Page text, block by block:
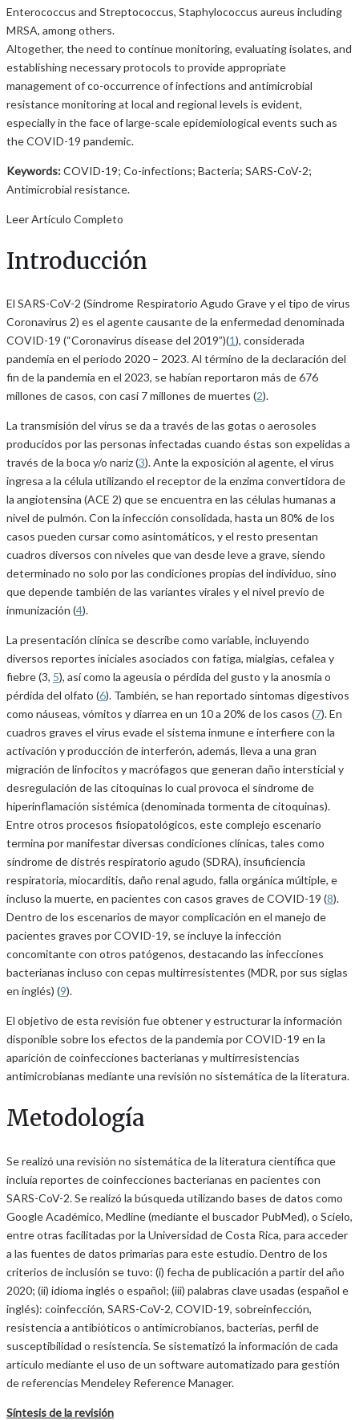
Enterococcus and Streptococcus, Staphylococcus aureus including
MRSA, among others.
Altogether, the need to continue monitoring, evaluating isolates, and
establishing necessary protocols to provide appropriate
management of co-occurrence of infections and antimicrobial
resistance monitoring at local and regional levels is evident,
especially in the face of large-scale epidemiological events such as
the COVID-19 pandemic.
Keywords:COVID-19; Co-infections; Bacteria; SARS-CoV-2;
Antimicrobial resistance.
Leer Artículo Completo
Introducción
El SARS-CoV-2 (Síndrome Respiratorio Agudo Grave y el tipo de virus
Coronavirus 2) es el agente causante de la enfermedad denominada
COVID-19 (“Coronavirus disease del 2019”)(1), considerada
pandemia en el periodo 2020 – 2023. Al término de la declaración del
fin de la pandemia en el 2023, se habían reportaron más de 676
millones de casos, con casi 7 millones de muertes (2).
La transmisión del virus se da a través de las gotas o aerosoles
producidos por las personas infectadas cuando éstas son expelidas a
través de la boca y/o nariz (3). Ante la exposición al agente, el virus
ingresa a la célula utilizando el receptor de la enzima convertidora de
la angiotensina (ACE 2) que se encuentra en las células humanas a
nivel de pulmón. Con la infección consolidada, hasta un 80% de los
casos pueden cursar como asintomáticos, y el resto presentan
cuadros diversos con niveles que van desde leve a grave, siendo
determinado no solo por las condiciones propias del individuo, sino
que depende también de las variantes virales y el nivel previo de
inmunización (4).
La presentación clínica se describe como variable, incluyendo
diversos reportes iniciales asociados con fatiga, mialgias, cefalea y
fiebre (3, 5), así como la ageusia o pérdida del gusto y la anosmia o
pérdida del olfato (6). También, se han reportado síntomas digestivos
como náuseas, vómitos y diarrea en un 10 a 20% de los casos (7). En
cuadros graves el virus evade el sistema inmune e interfiere con la
activación y producción de interferón, además, lleva a una gran
migración de linfocitos y macrófagos que generan daño intersticial y
desregulación de las citoquinas lo cual provoca el síndrome de
hiperinflamación sistémica (denominada tormenta de citoquinas).
Entre otros procesos fisiopatológicos, este complejo escenario
termina por manifestar diversas condiciones clínicas, tales como
síndrome de distrés respiratorio agudo (SDRA), insuficiencia
respiratoria, miocarditis, daño renal agudo, falla orgánica múltiple, e
incluso la muerte, en pacientes con casos graves de COVID-19 (8).
Dentro de los escenarios de mayor complicación en el manejo de
pacientes graves por COVID-19, se incluye la infección
concomitante con otros patógenos, destacando las infecciones
bacterianas incluso con cepas multirresistentes (MDR, por sus siglas
en inglés) (9).
El objetivo de esta revisión fue obtener y estructurar la información
disponible sobre los efectos de la pandemia por COVID-19 en la
aparición de coinfecciones bacterianas y multirresistencias
antimicrobianas mediante una revisión no sistemática de la literatura.
Metodología
Se realizó una revisión no sistemática de la literatura científica que
incluía reportes de coinfecciones bacterianas en pacientes con
SARS-CoV-2. Se realizó la búsqueda utilizando bases de datos como
Google Académico, Medline (mediante el buscador PubMed), o Scielo,
entre otras facilitadas por la Universidad de Costa Rica, para acceder
a las fuentes de datos primarias para este estudio. Dentro de los
criterios de inclusión se tuvo: (i) fecha de publicación a partir del año
2020; (ii) idioma inglés o español; (iii) palabras clave usadas (español e
inglés): coinfección, SARS-CoV-2, COVID-19, sobreinfección,
resistencia a antibióticos o antimicrobianos, bacterias, perfil de
susceptibilidad o resistencia. Se sistematizó la información de cada
artículo mediante el uso de un software automatizado para gestión
de referencias Mendeley Reference Manager.
Síntesis de la revisión